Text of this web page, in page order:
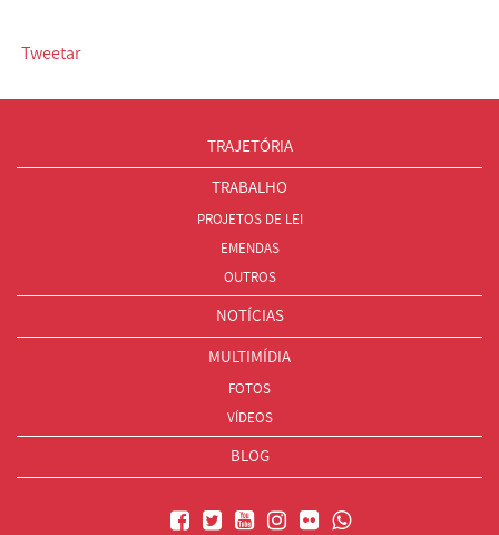
Tweetar
TRAJETÓRIA
TRABALHO
PROJETOS DE LEI
EMENDAS
OUTROS
NOTÍCIAS
MULTIMÍDIA
FOTOS
VÍDEOS
BLOG